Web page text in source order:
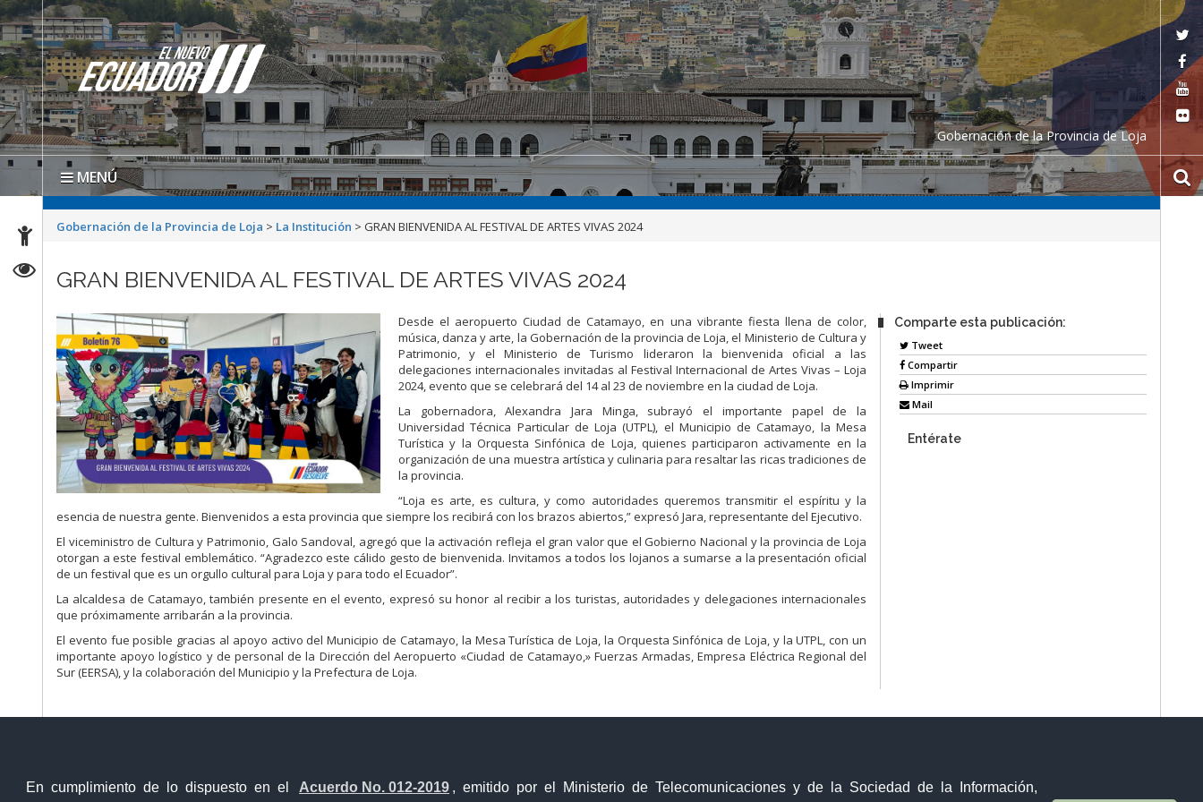
En cumplimiento de lo dispuesto en el Acuerdo No. 012-2019 , emitido por el Ministerio de Telecomunicaciones y de la Sociedad de la Información,
Gobernación de la Provincia de Loja
MENÚ
Gobernación de la Provincia de Loja > La Institución > GRAN BIENVENIDA AL FESTIVAL DE ARTES VIVAS 2024
GRAN BIENVENIDA AL FESTIVAL DE ARTES VIVAS 2024
Desde el aeropuerto Ciudad de Catamayo, en una vibrante fiesta llena de color,
música, danza y arte, la Gobernación de la provincia de Loja, el Ministerio de Cultura y
Patrimonio, y el Ministerio de Turismo lideraron la bienvenida oficial a las
delegaciones internacionales invitadas al Festival Internacional de Artes Vivas – Loja
2024, evento que se celebrará del 14 al 23 de noviembre en la ciudad de Loja.
La gobernadora, Alexandra Jara Minga, subrayó el importante papel de la
Universidad Técnica Particular de Loja (UTPL), el Municipio de Catamayo, la Mesa
Turística y la Orquesta Sinfónica de Loja, quienes participaron activamente en la
organización de una muestra artística y culinaria para resaltar las ricas tradiciones de
la provincia.
“Loja es arte, es cultura, y como autoridades queremos transmitir el espíritu y la
esencia de nuestra gente. Bienvenidos a esta provincia que siempre los recibirá con los brazos abiertos,” expresó Jara, representante del Ejecutivo.
El viceministro de Cultura y Patrimonio, Galo Sandoval, agregó que la activación refleja el gran valor que el Gobierno Nacional y la provincia de Loja
otorgan a este festival emblemático. “Agradezco este cálido gesto de bienvenida. Invitamos a todos los lojanos a sumarse a la presentación oficial
de un festival que es un orgullo cultural para Loja y para todo el Ecuador”.
La alcaldesa de Catamayo, también presente en el evento, expresó su honor al recibir a los turistas, autoridades y delegaciones internacionales
que próximamente arribarán a la provincia.
El evento fue posible gracias al apoyo activo del Municipio de Catamayo, la Mesa Turística de Loja, la Orquesta Sinfónica de Loja, y la UTPL, con un
importante apoyo logístico y de personal de la Dirección del Aeropuerto «Ciudad de Catamayo,» Fuerzas Armadas, Empresa Eléctrica Regional del
Sur (EERSA), y la colaboración del Municipio y la Prefectura de Loja.
Comparte esta publicación:
Tweet
Compartir
Imprimir
Mail
Entérate